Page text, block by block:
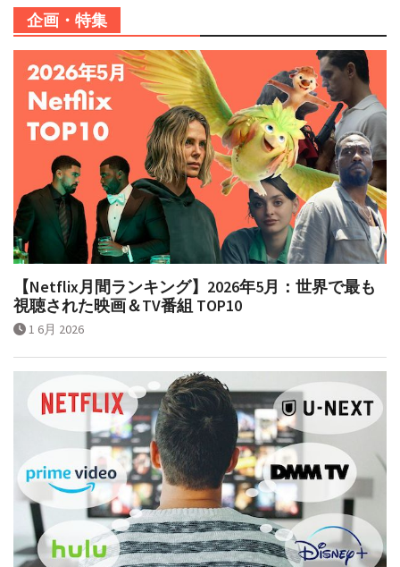
企画・特集
【Netflix月間ランキング】2026年5月：世界で最も
視聴された映画＆TV番組 TOP10
1 6月 2026